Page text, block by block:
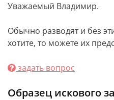
Уважаемый Владимир.
Обычно разводят и без
хотите, то можете их
задать вопрос
Образец искового